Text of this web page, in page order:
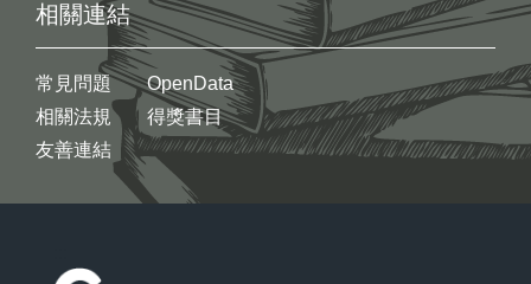
相關連結
常見問題
相關法規
友善連結
OpenData
得獎書目